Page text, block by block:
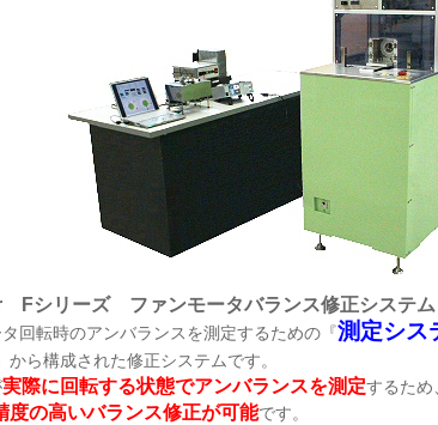
Fシリーズ ファンモータバランス修正システム
転時のアンバランスを測定するための『測定シス
から構成された修正システムです。
実際に回転する状態でアンバランスを測定するため
度の高いバランス修正が可能です。